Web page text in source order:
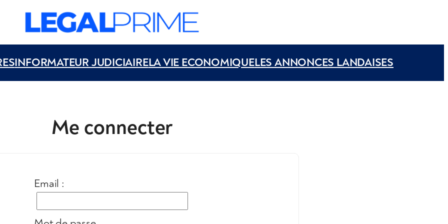
INFORMATEUR JUDICIAIRELA VIE ECONOMIQUELES ANNONCES LANDAISES
Me connecter
Email :